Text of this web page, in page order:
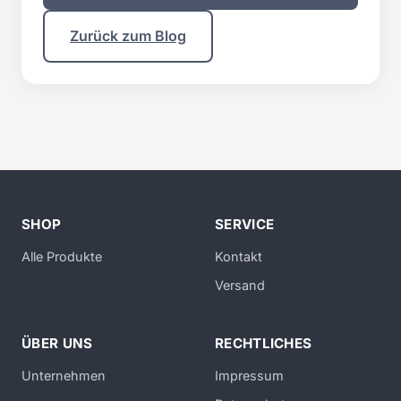
Zurück zum Blog
SHOP
Alle Produkte
SERVICE
Kontakt
Versand
ÜBER UNS
Unternehmen
RECHTLICHES
Impressum